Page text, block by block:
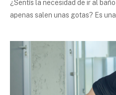
¿Sentís la necesidad de ir al
apenas salen unas gotas? Es una